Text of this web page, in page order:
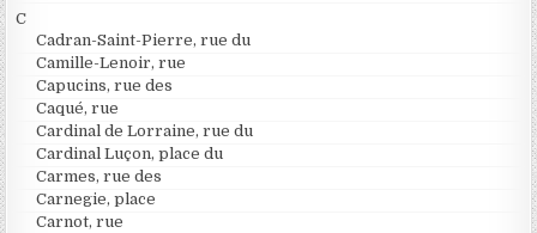
C
Cadran-Saint-Pierre, rue du
Camille-Lenoir, rue
Capucins, rue des
Caqué, rue
Cardinal de Lorraine, rue du
Cardinal Luçon, place du
Carmes, rue des
Carnegie, place
Carnot, rue